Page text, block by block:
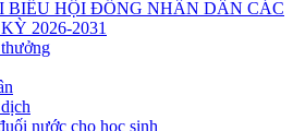
BIỂU HỘI ĐỒNG NHÂN DÂN CÁC
2026-2031
nước cho học sinh